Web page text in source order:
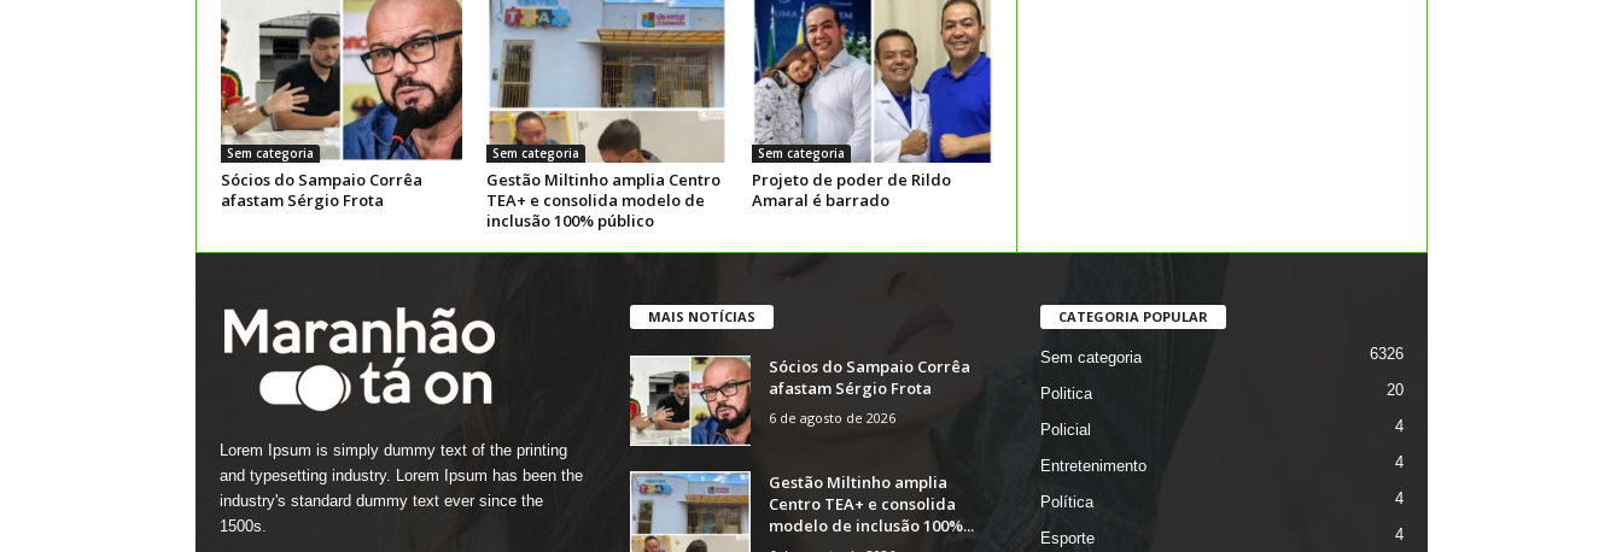
Sem categoria
Sócios do Sampaio Corrêa
afastam Sérgio Frota
Sem categoria
Gestão Miltinho amplia Centro
TEA+ e consolida modelo de
inclusão 100% público
Sem categoria
Projeto de poder de Rildo
Amaral é barrado
Lorem Ipsum is simply dummy text of the printing
and typesetting industry. Lorem Ipsum has been the
industry's standard dummy text ever since the
1500s.
MAIS NOTÍCIAS
Sócios do Sampaio Corrêa
afastam Sérgio Frota
6 de agosto de 2026
Gestão Miltinho amplia
Centro TEA+ e consolida
modelo de inclusão 100%...
CATEGORIA POPULAR
Sem categoria 6326
Politica 20
Policial 4
Entretenimento 4
Política 4
Esporte 4